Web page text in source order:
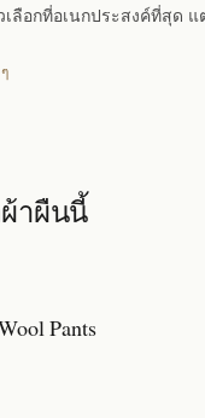
ลือกที่อเนกประสงค์ที่สุด
าผืนนี้
Pants